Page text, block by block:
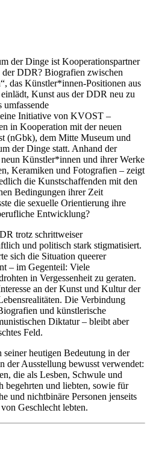
der Dinge ist Kooperationspartner
der DDR? Biografien zwischen
das Künstler*innen-Positionen aus
Kunst aus der DDR neu zu
umfassende
Initiative von KVOST –
in Kooperation mit der neuen
(nGbk), dem Mitte Museum und
der Dinge statt. Anhand der
Künstler*innen und ihrer Werke
Keramiken und Fotografien – zeigt
die Kunstschaffenden mit den
Bedingungen ihrer Zeit
die sexuelle Orientierung ihre
Entwicklung?
trotz schrittweiser
und politisch stark stigmatisiert.
sich die Situation queerer
– im Gegenteil: Viele
in Vergessenheit zu geraten.
an der Kunst und Kultur der
Die Verbindung
und künstlerische
Diktatur – bleibt aber
Feld.
heutigen Bedeutung in der
Ausstellung bewusst verwendet:
die als Lesben, Schwule und
begehrten und liebten, sowie für
und nichtbinäre Personen jenseits
Geschlecht lebten.